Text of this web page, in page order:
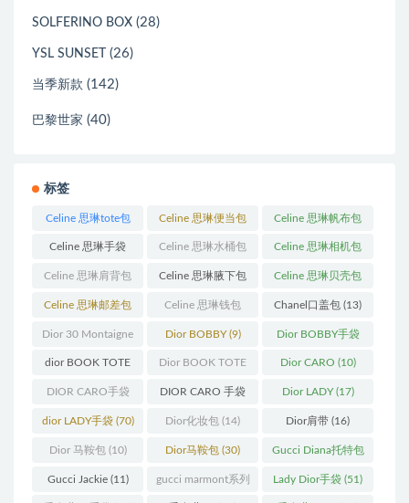
SOLFERINO BOX (28)
YSL SUNSET (26)
当季新款 (142)
巴黎世家 (40)
标签
Celine 思琳tote包
(23)
Celine 思琳便当包
(14)
Celine 思琳帆布包
(18)
Celine 思琳手袋
(250)
Celine 思琳水桶包
(55)
Celine 思琳相机包
(11)
Celine 思琳肩背包
(12)
Celine 思琳腋下包
(10)
Celine 思琳贝壳包
(12)
Celine 思琳邮差包
(13)
Celine 思琳钱包
(10)
Chanel口盖包 (13)
Dior 30 Montaigne
蒙田(31)
Dior BOBBY(9) Dior BOBBY手袋
(26)
dior BOOK TOTE
(12)
Dior BOOK TOTE
手袋(163)
Dior CARO (10)
DIOR CARO手袋
(11)
DIOR CARO 手袋
(31)
Dior LADY(17)
dior LADY手袋(70) Dior化妆包 (14) Dior肩带 (16)
Dior 马鞍包(10) Dior马鞍包 (30) Gucci Diana托特包
(11)
Gucci Jackie(11) gucci marmont系列 Lady Dior手袋 (51)